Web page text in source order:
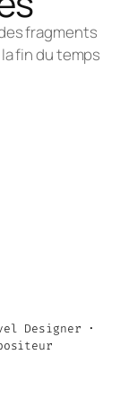
fragments
fin du temps
Designer ·